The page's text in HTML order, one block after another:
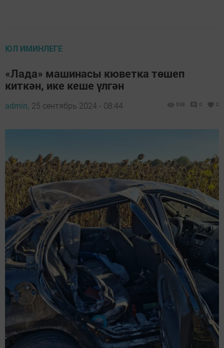
ЮЛ ИМИНЛЕГЕ
«Лада» машинасы кюветка төшеп
киткән, ике кеше үлгән
admin, 25 сентябрь 2024 - 08:44 538 0 0